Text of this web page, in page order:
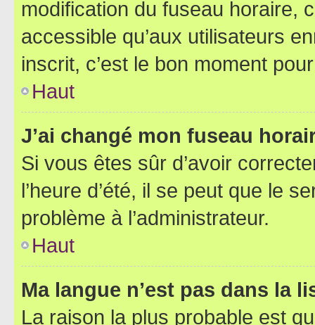
modification du fuseau horaire,
accessible qu’aux utilisateurs
inscrit, c’est le bon moment
Haut
J’ai changé mon fuseau
Si vous êtes sûr d’avoir
l’heure d’été, il se peut que le
problème à l’administrateur.
Haut
Ma langue n’est pas dans la
La raison la plus probable est